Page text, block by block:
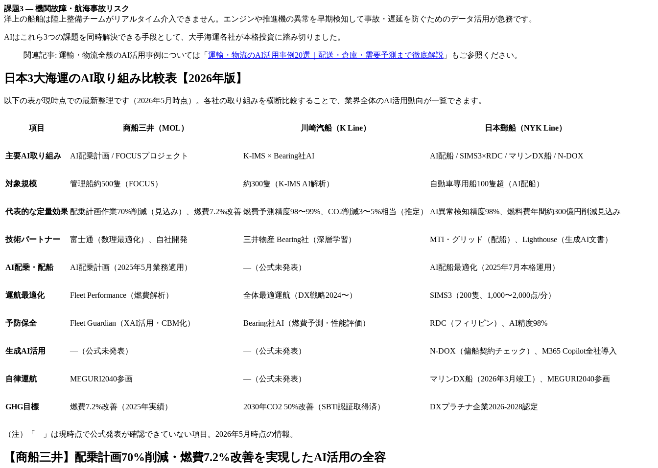
課題3 — 機関故障・航海事故リスク
洋上の船舶は陸上整備チームがリアルタイム介入できません。エンジンや推進機の異常を早期検知して事故・遅延を防ぐためのデータ活用が急務です。
AIはこれら3つの課題を同時解決できる手段として、大手海運各社が本格投資に踏み切りました。
関連記事: 運輸・物流全般のAI活用事例については「 運輸・物流のAI活用事例20選｜配送・倉庫・需要予測まで徹底解説 」もご参照ください。
日本3大海運のAI取り組み比較表【2026年版】
以下の表が現時点での最新整理です（2026年5月時点）。各社の取り組みを横断比較することで、業界全体のAI活用動向が一覧できます。
項目 商船三井（MOL） 川崎汽船（K Line） 日本郵船（NYK Line）
主要AI取り組み AI配乗計画 / FOCUSプロジェクト K-IMS × Bearing社AI AI配船 / SIMS3×RDC / マリンDX船 / N-DOX
対象規模 管理船約500隻（FOCUS） 約300隻（K-IMS AI解析） 自動車専用船100隻超（AI配船）
代表的な定量効果 配乗計画作業70%削減（見込み）、燃費7.2%改善 燃費予測精度98〜99%、CO2削減3〜5%相当（推定） AI異常検知精度98%、燃料費年間約300億円削減見込み
技術パートナー 富士通（数理最適化）、自社開発 三井物産 Bearing社（深層学習） MTI・グリッド（配船）、Lighthouse（生成AI文書）
AI配乗・配船 AI配乗計画（2025年5月業務適用） —（公式未発表） AI配船最適化（2025年7月本格運用）
運航最適化 Fleet Performance（燃費解析） 全体最適運航（DX戦略2024〜） SIMS3（200隻、1,000〜2,000点/分）
予防保全 Fleet Guardian（XAI活用・CBM化） Bearing社AI（燃費予測・性能評価） RDC（フィリピン）、AI精度98%
生成AI活用 —（公式未発表） —（公式未発表） N-DOX（傭船契約チェック）、M365 Copilot全社導入
自律運航 MEGURI2040参画 —（公式未発表） マリンDX船（2026年3月竣工）、MEGURI2040参画
GHG目標 燃費7.2%改善（2025年実績） 2030年CO2 50%改善（SBTi認証取得済） DXプラチナ企業2026-2028認定
（注）「—」は現時点で公式発表が確認できていない項目。2026年5月時点の情報。
【商船三井】配乗計画70%削減・燃費7.2%改善を実現したAI活用の全容